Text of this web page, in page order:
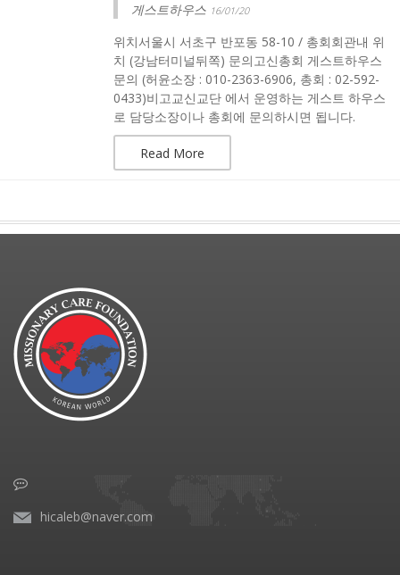
게스트하우스 16/01/20
위치서울시 서초구 반포동 58-10 / 총회회관내 위
치 (강남터미널뒤쪽) 문의고신총회 게스트하우스
문의 (허윤소장 : 010-2363-6906, 총회 : 02-592-
0433)비고교신교단 에서 운영하는 게스트 하우스
로 담당소장이나 총회에 문의하시면 됩니다.
Read More
hicaleb@naver.com